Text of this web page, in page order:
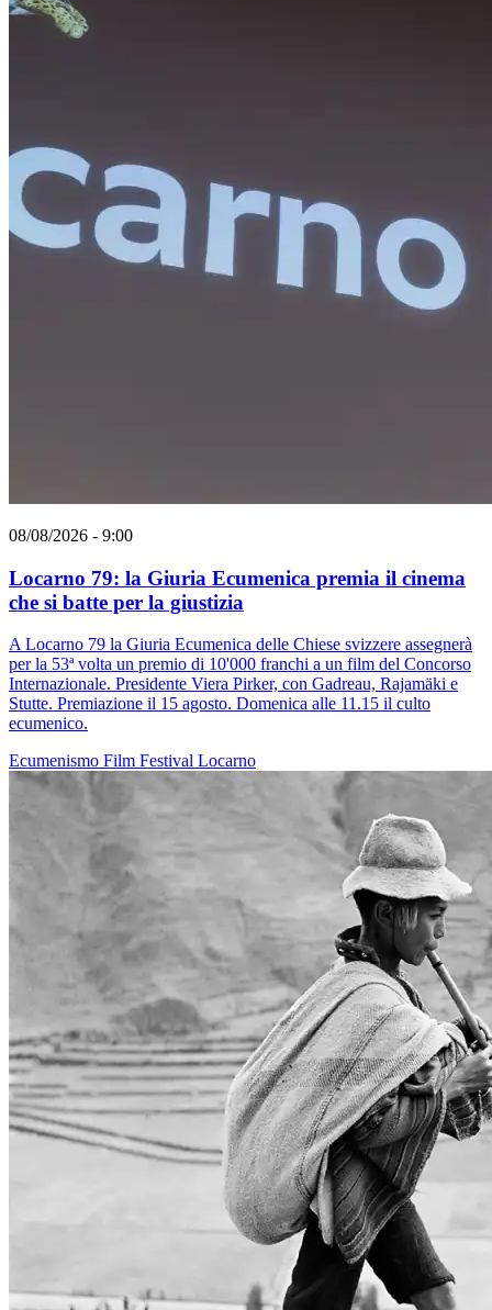
08/08/2026 - 9:00
Locarno 79: la Giuria Ecumenica premia il cinema
che si batte per la giustizia
A Locarno 79 la Giuria Ecumenica delle Chiese svizzere assegnerà
per la 53ª volta un premio di 10'000 franchi a un film del Concorso
Internazionale. Presidente Viera Pirker, con Gadreau, Rajamäki e
Stutte. Premiazione il 15 agosto. Domenica alle 11.15 il culto
ecumenico.
Ecumenismo Film Festival Locarno